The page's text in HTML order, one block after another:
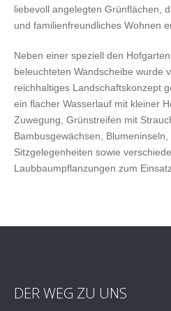
liebevoll angelegten Grünflächen,
und familienfreundliches Wohnen
Neben einer speziell den
beleuchteten Wandscheibe wurde
reichhaltiges Landschaftskonzept
ein flacher Wasserlauf mit kleiner
Zuwegung, Grünstreifen mit
Bambusgewächsen,
Sitzgelegenheiten sowie
Laubbaumpflanzungen zum Einsatz.
DER WEG ZU UNS